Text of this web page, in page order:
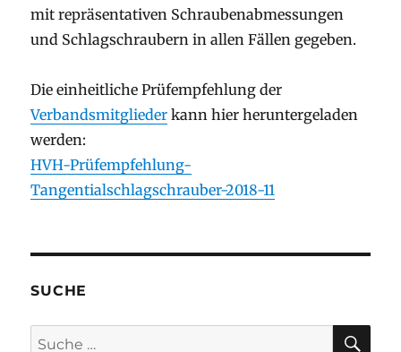
mit repräsentativen Schraubenabmessungen
und Schlagschraubern in allen Fällen gegeben.
Die einheitliche Prüfempfehlung der
Verbandsmitglieder kann hier heruntergeladen
werden:
HVH-Prüfempfehlung-
Tangentialschlagschrauber-2018-11
SUCHE
Suche